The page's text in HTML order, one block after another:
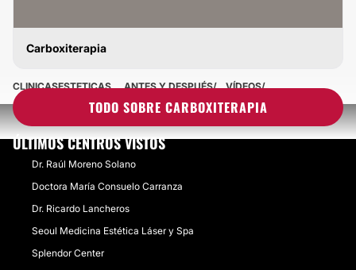
Carboxiterapia
TODO SOBRE CARBOXITERAPIA
CLINICASESTETICAS ANTES Y DESPUÉS VÍDEOS
ÚLTIMOS CENTROS VISTOS
Dr. Raúl Moreno Solano
Doctora María Consuelo Carranza
Dr. Ricardo Lancheros
Seoul Medicina Estética Láser y Spa
Splendor Center